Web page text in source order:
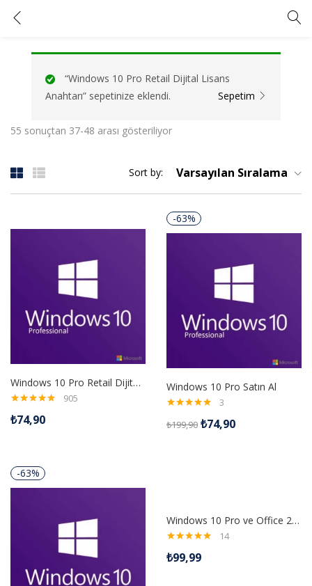
Kullanıcı adınızı ve şifrenizi girin.
“Windows 10 Pro Retail Dijital Lisans
Anahtarı” sepetinize eklendi.
Sepetim
55 sonuçtan 37-48 arası gösteriliyor
Sort by: Varsayılan Sıralama
Windows 10 Pro Retail Dijital Lisans Anahtarı
4.98oy aldı
905
₺74,90
-63%
Windows 10 Pro Satın Al
5.00oy aldı
3
₺199,90 ₺74,90
-63%
Windows 10 Pro ve Office 2016 Pro Plus Dijital Lisans Anahtarı
5.00oy aldı
14
₺99,99